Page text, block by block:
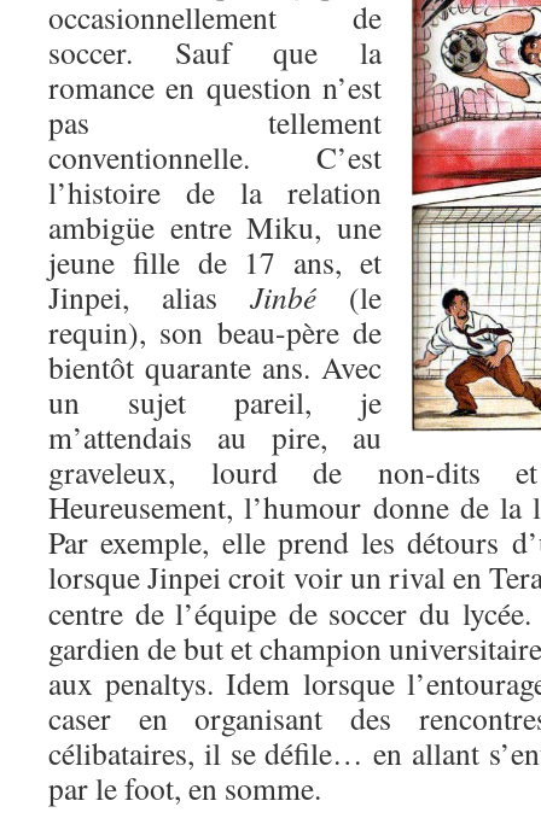
occasionnellement de
soccer. Sauf que la
romance en question n’est
pas tellement
conventionnelle. C’est
l’histoire de la relation
ambigüe entre Miku, une
jeune fille de 17 ans, et
Jinpei, alias Jinbé (le
requin), son beau-père de
bientôt quarante ans. Avec
un sujet pareil, je
m’attendais au pire, au
graveleux, lourd de non-dits et
Heureusement, l’humour donne de la
Par exemple, elle prend les détours
lorsque Jinpeicroit voir un rival en
centre de l’équipe de soccer du
gardien de but et champion
aux penaltys. Idem lorsque
caser en organisant des
célibataires, il se défile… en allant
par le foot, en somme.